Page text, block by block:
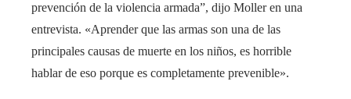
prevención de la violencia armada”, dijo Moller en una
entrevista. «Aprender que las armas son una de las
principales causas de muerte en los niños, es horrible
hablar de eso porque es completamente prevenible».